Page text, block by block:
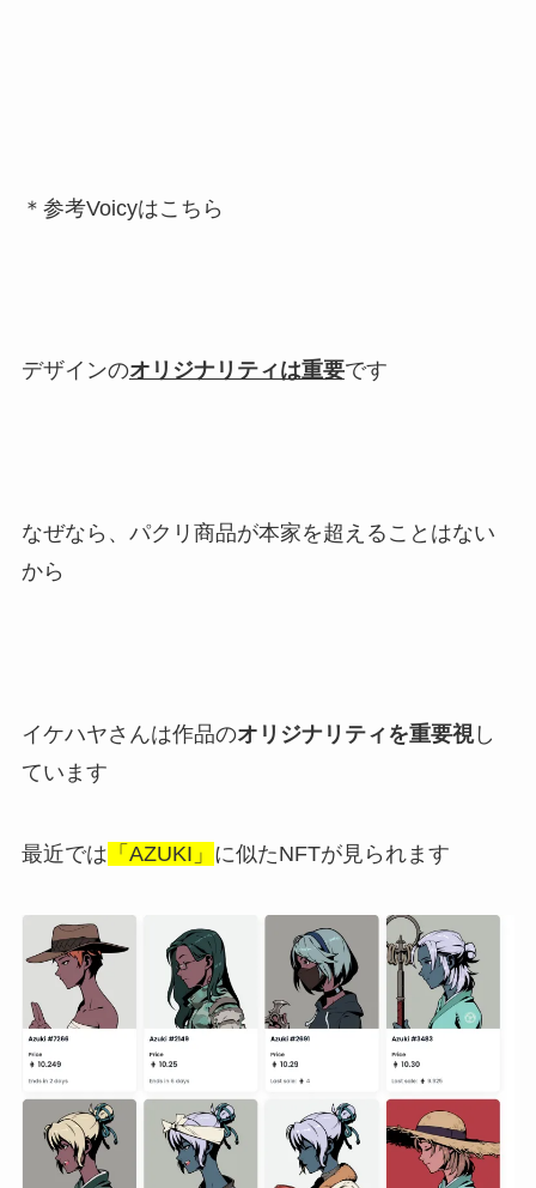
＊参考Voicyはこちら
デザインのオリジナリティは重要です
なぜなら、 パクリ商品が本家を超えることはない
から
イケハヤさんは作品のオリジナリティを重要視し
ています
最近では 「AZUKI」 に似たNFTが見られます